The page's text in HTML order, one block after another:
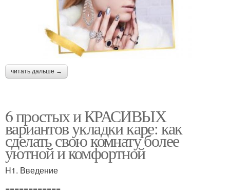
читать дальше →
6 простых и КРАСИВЫХ
вариантов укладки каре: как
сделать свою комнату более
уютной и комфортной
H1. Введение
============